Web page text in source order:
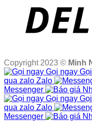
Copyright 2023 © Minh
Gọi ngay
qua zalo Zalo
Messenger
Gọi ngay
qua zalo Zalo
Messenger